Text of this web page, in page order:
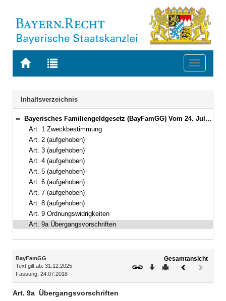
Zur
BAYERN.RECHT
Zur
letzten
Suche
Toggle
Navigation
Inhaltsverzeichnis
Bereich reduzieren
Bayerisches Familiengeldgesetz (BayFamGG) Vom 24. Juli 2018 (GVBl. S. 613, 622) BayRS 2170-7-A (Art. 1–9a)
Art. 1 Zweckbestimmung
Art. 2 (aufgehoben)
Art. 3 (aufgehoben)
Art. 4 (aufgehoben)
Art. 5 (aufgehoben)
Art. 6 (aufgehoben)
Art. 7 (aufgehoben)
Art. 8 (aufgehoben)
Art. 9 Ordnungswidrigkeiten
Art. 9a Übergangsvorschriften
Inhalt
BayFamGG
Text gilt ab: 31.12.2025
Fassung: 24.07.2018
Gesamtansicht
Download
DruckenVorheriges
(inaktiv)
Art. 9a Übergangsvorschriften